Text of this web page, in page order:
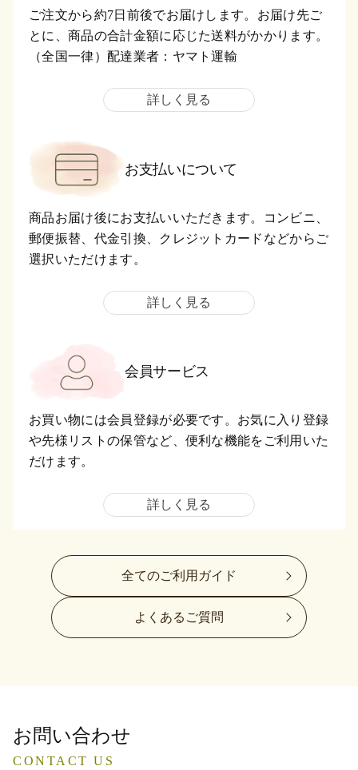
ご注文から約7日前後でお届けします。お届け先ご
とに、商品の合計金額に応じた送料がかかります。
（全国一律）配達業者：ヤマト運輸
詳しく見る
お支払いについて
商品お届け後にお支払いいただきます。コンビニ、
郵便振替、代金引換、クレジットカードなどからご
選択いただけます。
詳しく見る
会員サービス
お買い物には会員登録が必要です。お気に入り登録
や先様リストの保管など、便利な機能をご利用いた
だけます。
詳しく見る
全てのご利用ガイド
よくあるご質問
お問い合わせ
CONTACT US